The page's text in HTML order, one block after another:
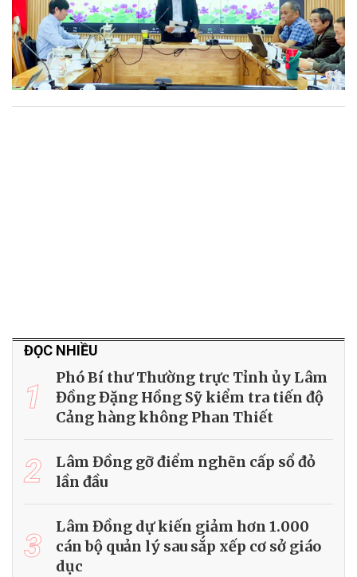
ĐỌC NHIỀU
1
Phó Bí thư Thường trực Tỉnh ủy Lâm
Đồng Đặng Hồng Sỹ kiểm tra tiến độ
Cảng hàng không Phan Thiết
2
Lâm Đồng gỡ điểm nghẽn cấp sổ đỏ
lần đầu
3
Lâm Đồng dự kiến giảm hơn 1.000
cán bộ quản lý sau sắp xếp cơ sở giáo
dục